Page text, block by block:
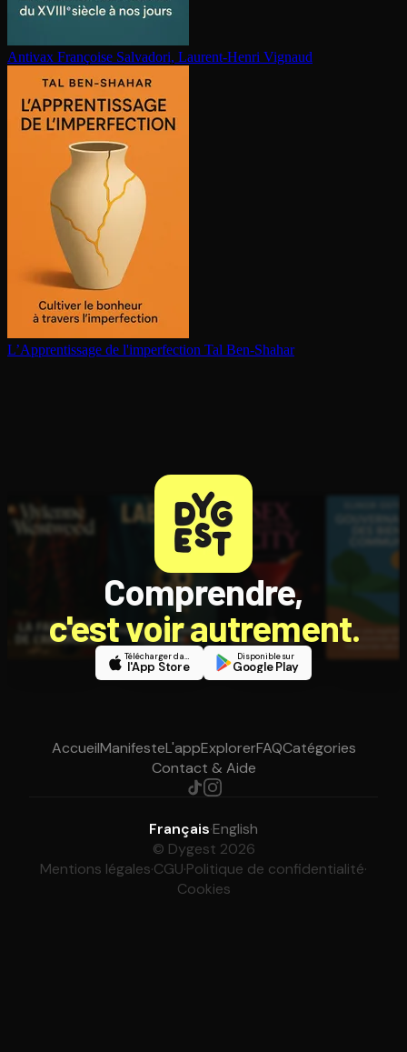
Antivax Françoise Salvadori, Laurent-Henri Vignaud
L’Ap­pren­tis­sage de l'im­per­fec­tion Tal Ben-Shahar
Comprendre,
c'est voir autrement.
Télécharger dans
l'App Store
Disponible sur
Google Play
AccueilManifesteL'appExplorerFAQCatégories
Contact & Aide
Français·English
© Dygest 2026
Mentions légales·CGU·Politique de confidentialité·
Cookies